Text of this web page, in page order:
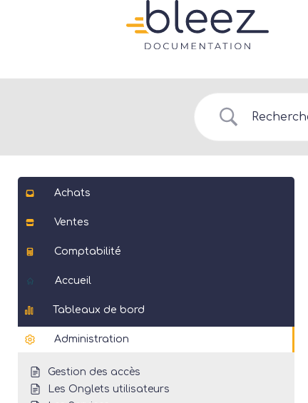
Achats
Ventes
Comptabilité
Accueil
Tableaux de bord
Administration
Gestion des accès
Les Onglets utilisateurs